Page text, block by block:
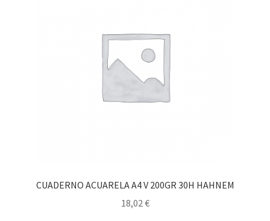
CUADERNO ACUARELA A4 V 200GR 30H HAHNEM
18,02€